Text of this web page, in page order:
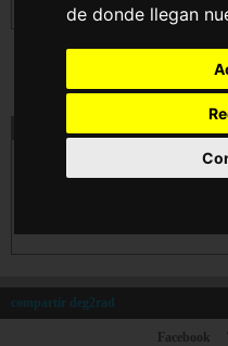
de donde llegan
deg2rad( float $number )
prueba deg2rad línea
compartir deg2rad
Facebook